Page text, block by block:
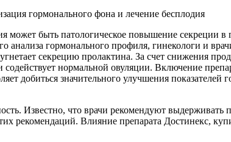
быть патологическое повышение секреции в
гормонального профиля, гинекологи и
секрецию пролактина. За счет снижения
нормальной овуляции. Включение
добиться значительного улучшения
Известно, что врачи рекомендуют
рекомендаций. Влияние препарата Достинекс,